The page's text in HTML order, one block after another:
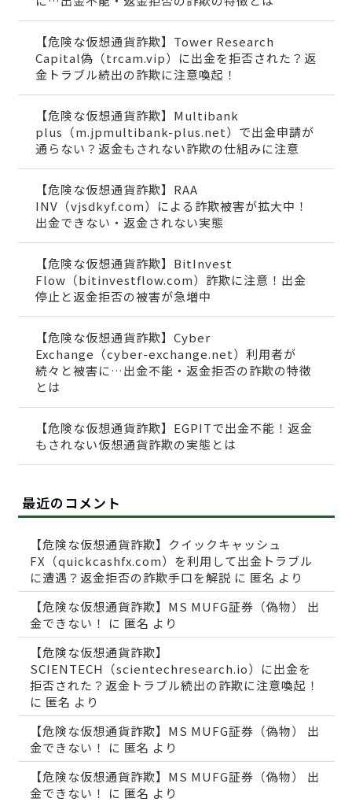
【危険な仮想通貨詐欺】Tower Research
Capital偽（trcam.vip）に出金を拒否された？返
金トラブル続出の詐欺に注意喚起！
【危険な仮想通貨詐欺】Multibank
plus（m.jpmultibank-plus.net）で出金申請が
通らない？返金もされない詐欺の仕組みに注意
【危険な仮想通貨詐欺】RAA
INV（vjsdkyf.com）による詐欺被害が拡大中！
出金できない・返金されない実態
【危険な仮想通貨詐欺】BitInvest
Flow（bitinvestflow.com）詐欺に注意！出金
停止と返金拒否の被害が急増中
【危険な仮想通貨詐欺】Cyber
Exchange（cyber-exchange.net）利用者が
続々と被害に…出金不能・返金拒否の詐欺の特徴
とは
【危険な仮想通貨詐欺】EGPITで出金不能！返金
もされない仮想通貨詐欺の実態とは
最近のコメント
【危険な仮想通貨詐欺】クイックキャッシュ
FX（quickcashfx.com）を利用して出金トラブル
に遭遇？返金拒否の詐欺手口を解説 に 匿名 より
【危険な仮想通貨詐欺】MS MUFG証券（偽物） 出
金できない！
に 匿名 より
【危険な仮想通貨詐欺】
SCIENTECH（scientechresearch.io）に出金を
拒否された？返金トラブル続出の詐欺に注意喚起！
に 匿名 より
【危険な仮想通貨詐欺】MS MUFG証券（偽物） 出
金できない！
に 匿名 より
【危険な仮想通貨詐欺】MS MUFG証券（偽物） 出
金できない！
に 匿名 より